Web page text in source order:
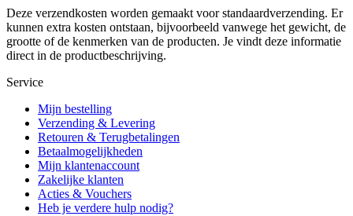
Deze verzendkosten worden gemaakt voor standaardverzending. Er
kunnen extra kosten ontstaan, bijvoorbeeld vanwege het gewicht, de
grootte of de kenmerken van de producten. Je vindt deze informatie
direct in de productbeschrijving.
Service
Mijn bestelling
Verzending & Levering
Retouren & Terugbetalingen
Betaalmogelijkheden
Mijn klantenaccount
Zakelijke klanten
Acties & Vouchers
Heb je verdere hulp nodig?